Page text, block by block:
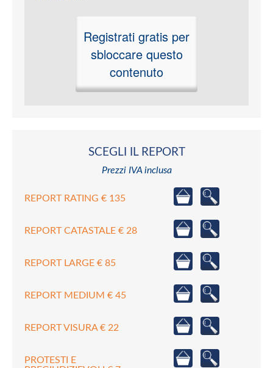
Registrati gratis per
sbloccare questo
contenuto
SCEGLI IL REPORT
Prezzi IVA inclusa
REPORT RATING € 135
REPORT CATASTALE € 28
REPORT LARGE € 85
REPORT MEDIUM € 45
REPORT VISURA € 22
PROTESTI E